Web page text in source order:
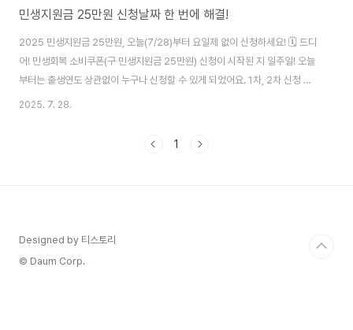
민생지원금 25만원 신청날짜 한 번에 해결!
2025 민생지원금 25만원, 오늘(7/28)부터 요일제 없이 신청하세요! 🗓️ 드디
어! 민생회복 소비쿠폰(구 민생지원금 25만원) 신청이 시작된 지 일주일! 오늘
부터는 출생연도 상관없이 누구나 신청할 수 있게 되었어요. 1차, 2차 신청 날
짜부터 유의사항까지, 제가 모든 궁금증을 해결해 드릴게요! 여러분, 기다리던
2025년 민생회복 소비쿠폰(민생지원금) 1차 신청이 지난 7월 21일 월요일부
2025. 7. 28.
1
Designed by 티스토리
© Daum Corp.